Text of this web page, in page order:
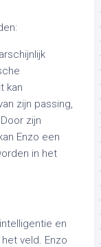
kan
zijn passing,
zijn
Enzo een
in het
en
veld. Enzo